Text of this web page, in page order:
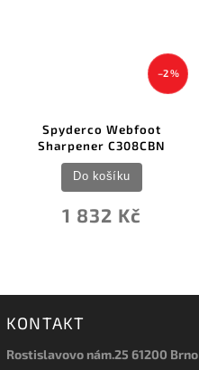
–2 %
Spyderco Webfoot
Sharpener C308CBN
1 832 Kč
Do košíku
KONTAKT
Rostislavovo nám.25 61200 Brno